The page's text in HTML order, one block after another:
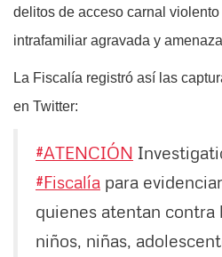
delitos de acceso carnal
intrafamiliar agravada y
La Fiscalía registró así las
en Twitter:
#ATENCIÓN
#Fiscalía para
quienes atentan contra
niños, niñas,